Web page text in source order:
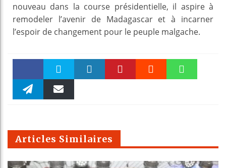
nouveau dans la course présidentielle, il aspire à
remodeler l’avenir de Madagascar et à incarner
l’espoir de changement pour le peuple malgache.
Faceboo Twitter
m
Articles Similaires